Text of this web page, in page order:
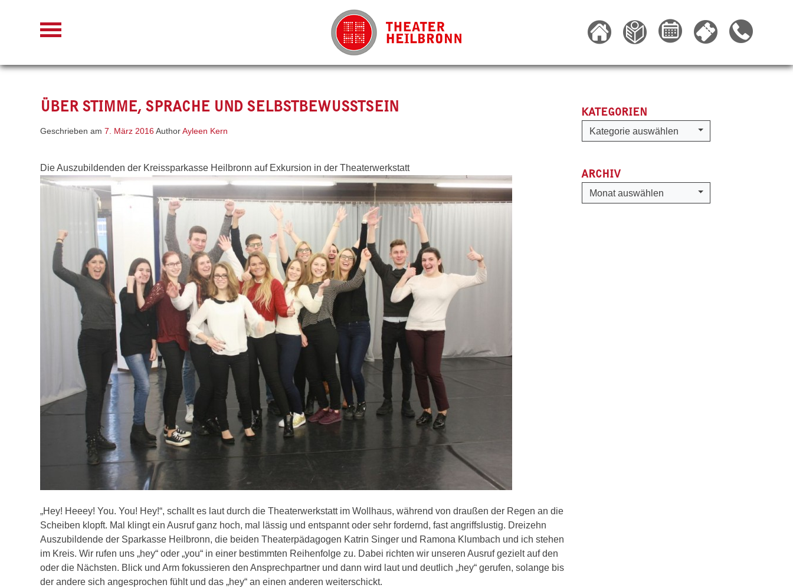
ÜBER STIMME, SPRACHE UND SELBSTBEWUSSTSEIN
Geschrieben am 7. März 2016AuthorAyleen Kern
Die Auszubildenden der Kreissparkasse Heilbronn auf Exkursion in der Theaterwerkstatt
„Hey! Heeey! You. You! Hey!“, schallt es laut durch die Theaterwerkstatt im Wollhaus, während von draußen der Regen an die
Scheiben klopft. Mal klingt ein Ausruf ganz hoch, mal lässig und entspannt oder sehr fordernd, fast angriffslustig. Dreizehn
Auszubildende der Sparkasse Heilbronn, die beiden Theaterpädagogen Katrin Singer und Ramona Klumbach und ich stehen
im Kreis. Wir rufen uns „hey“ oder „you“ in einer bestimmten Reihenfolge zu. Dabei richten wir unseren Ausruf gezielt auf den
oder die Nächsten. Blick und Arm fokussieren den Ansprechpartner und dann wird laut und deutlich „hey“ gerufen, solange bis
der andere sich angesprochen fühlt und das „hey“ an einen anderen weiterschickt.
KATEGORIEN
Kategorien
Kategorie auswählen
ARCHIV
Archiv
Monat auswählen